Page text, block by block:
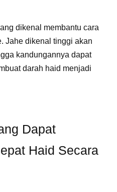
dikenal membantu cara
Jahe dikenal tinggi akan
kandungannya dapat
darah haid menjadi
Dapat
Haid Secara